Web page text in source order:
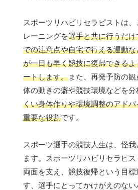
スポーツリハビリセラピストは
レーニングを選手と共に行うだ
での注意点や自宅で行える運動
が一日も早く競技に復帰できる
ートします。また、再発予防の
体の動きの癖や競技環境などを分
くい身体作りや環境調整のアド
重要な役割です。
スポーツ選手の競技人生は、怪
ます。スポーツリハビリセラピ
両面を支え、競技復帰という目
す、選手にとってかけがえのない